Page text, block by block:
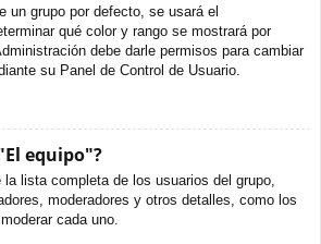
un grupo por defecto, se usará el
qué color y rango se mostrará por
debe darle permisos para cambiar
su Panel de Control de Usuario.
equipo"?
lista completa de los usuarios del grupo,
moderadores y otros detalles, como los
cada uno.